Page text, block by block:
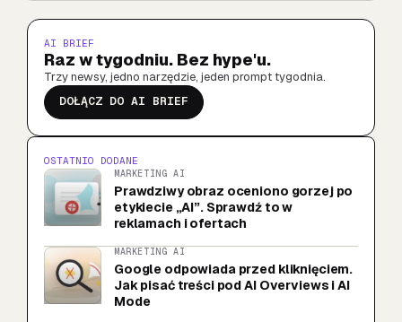
AI BRIEF
Raz w tygodniu. Bez hype'u.
Trzy newsy, jedno narzędzie, jeden prompt tygodnia.
DOŁĄCZ DO AI BRIEF
OSTATNIO DODANE
MARKETING AI
Prawdziwy obraz oceniono gorzej po
etykiecie „AI”. Sprawdź to w
reklamach i ofertach
MARKETING AI
Google odpowiada przed kliknięciem.
Jak pisać treści pod AI Overviews i AI
Mode